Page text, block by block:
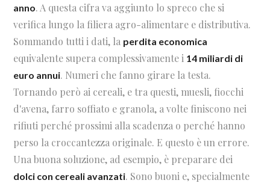
anno. A questa cifra va aggiunto lo spreco che si
verifica lungo la filiera agro-alimentare e distributiva.
Sommando tutti i dati, la perdita economica
equivalente supera complessivamente i 14 miliardi di
euro annui. Numeri che fanno girare la testa.
Tornando però ai cereali, e tra questi, muesli, fiocchi
d'avena, farro soffiato e granola, a volte finiscono nei
rifiuti perché prossimi alla scadenza o perché hanno
perso la croccantezza originale. E questo è un errore.
Una buona soluzione, ad esempio, è preparare dei
dolci con cereali avanzati. Sono buoni e, specialmente